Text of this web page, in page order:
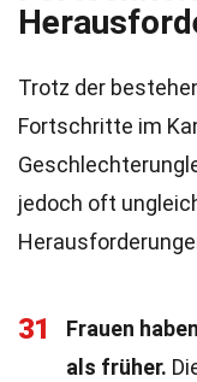
Trotz der
Fortschritte im
jedoch oft
31
Frauen
als früher.